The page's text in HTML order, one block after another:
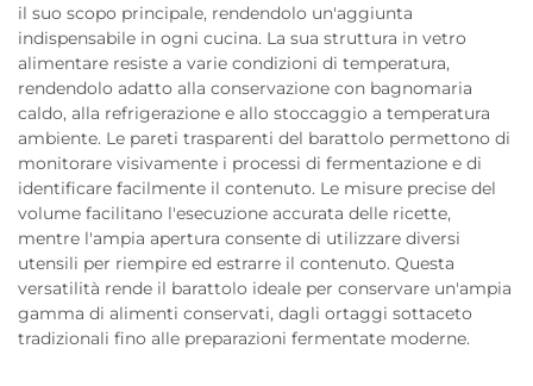
il suo scopo principale, rendendolo un'aggiunta
indispensabile in ogni cucina. La sua struttura in vetro
alimentare resiste a varie condizioni di temperatura,
rendendolo adatto alla conservazione con bagnomaria
caldo, alla refrigerazione e allo stoccaggio a temperatura
ambiente. Le pareti trasparenti del barattolo permettono di
monitorare visivamente i processi di fermentazione e di
identificare facilmente il contenuto. Le misure precise del
volume facilitano l'esecuzione accurata delle ricette,
mentre l'ampia apertura consente di utilizzare diversi
utensili per riempire ed estrarre il contenuto. Questa
versatilità rende il barattolo ideale per conservare un'ampia
gamma di alimenti conservati, dagli ortaggi sottaceto
tradizionali fino alle preparazioni fermentate moderne.